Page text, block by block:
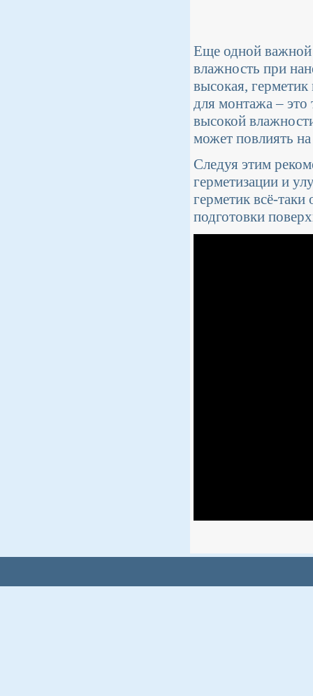
Еще одной важной
влажность при
высокая,
для монтажа – это
высокой
может повлиять
Следуя этим
герметизации и
герметик всё-таки
подготовки